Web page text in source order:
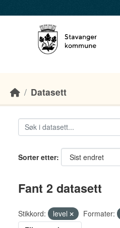
Datasett
Sorter etter
Fant 2 datasett
Stikkord: level Formater: